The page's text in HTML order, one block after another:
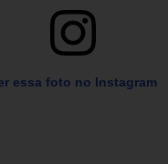
essa foto no Instagram